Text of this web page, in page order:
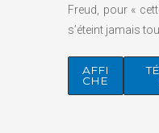
Freud, pour «
s’éteint jamais
AFFI
CHE